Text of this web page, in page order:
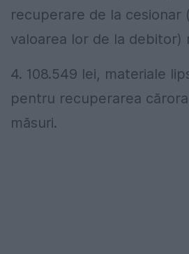
recuperare de la cesionar
valoarea lor de la debitor)
4. 108.549 lei, materiale
pentru recuperarea
măsuri.